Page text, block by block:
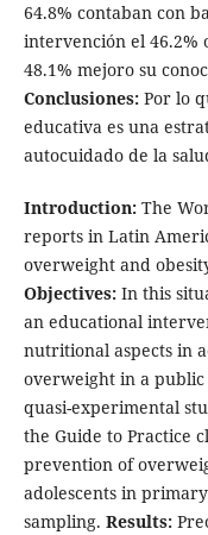
64.8% contaban con
intervención el 46.2%
48.1% mejoro su
Conclusiones: Por lo
educativa es una
autocuidado de la
Introduction: The
reports in Latin
overweight and
Objectives: In this
an educational
nutritional aspects in
overweight in a public
quasi-experimental
the Guide to Practice
prevention of
adolescents in
sampling. Results: